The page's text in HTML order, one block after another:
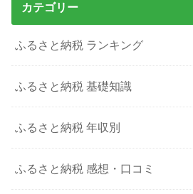
カテゴリー
ふるさと納税 ランキング
ふるさと納税 基礎知識
ふるさと納税 年収別
ふるさと納税 感想・口コミ